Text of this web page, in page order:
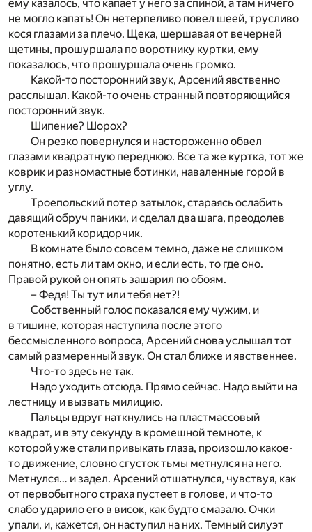
ему казалось, что капает у него за спиной, а там ничего
не могло капать! Он нетерпеливо повел шеей, трусливо
кося глазами за плечо. Щека, шершавая от вечерней
щетины, прошуршала по воротнику куртки, ему
показалось, что прошуршала очень громко.
Какой-то посторонний звук, Арсений явственно
расслышал. Какой-то очень странный повторяющийся
посторонний звук.
Шипение? Шорох?
Он резко повернулся и настороженно обвел
глазами квадратную переднюю. Все та же куртка, тот же
коврик и разномастные ботинки, наваленные горой в
углу.
Троепольский потер затылок, стараясь ослабить
давящий обруч паники, и сделал два шага, преодолев
коротенький коридорчик.
В комнате было совсем темно, даже не слишком
понятно, есть ли там окно, и если есть, то где оно.
Правой рукой он опять зашарил по обоям.
– Федя! Ты тут или тебя нет?!
Собственный голос показался ему чужим, и
в тишине, которая наступила после этого
бессмысленного вопроса, Арсений снова услышал тот
самый размеренный звук. Он стал ближе и явственнее.
Что-то здесь не так.
Надо уходить отсюда. Прямо сейчас. Надо выйти на
лестницу и вызвать милицию.
Пальцы вдруг наткнулись на пластмассовый
квадрат, и в эту секунду в кромешной темноте, к
которой уже стали привыкать глаза, произошло какое-
то движение, словно сгусток тьмы метнулся на него.
Метнулся… и задел. Арсений отшатнулся, чувствуя, как
от первобытного страха пустеет в голове, и что-то
слабо ударило его в висок, как будто смазало. Очки
упали, и, кажется, он наступил на них. Темный силуэт